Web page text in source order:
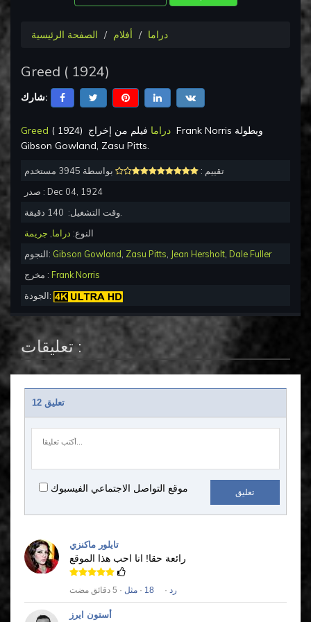
الصفحة الرئيسية أفلام دراما
Greed ( 1924)
شارك:
Greed ( 1924) دراما Frank Norris
Gibson Gowland, Zasu Pitts.
تقييم :
بواسطة 3945 مستخدم
صدر : Dec 04, 1924
وقت التشغيل: 140
النوع: دراما جريمة
النجوم: Gibson Gowland Zasu Pitts Jean Hersholt Dale Fuller
مخرج : Frank Norris
الجودة:
تعليقات :
12 تعليق
موقع التواصل الاجتماعي الفيسبوك تعليق
تايلور ماكنزي
رائعة حقا! انا احب هذا الموقع
رد ·
18
· مثل · 5 دقائق مضت
أستون ايرز